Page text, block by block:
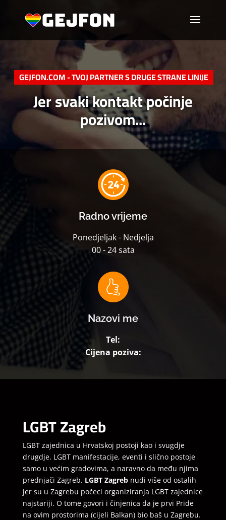
GEJFON.COM - TVOJ PARTNER S DRUGE STRANE LINIJE
Jer svaki kontakt počinje
pozivom...
Radno vrijeme
Ponedjeljak - Nedjelja
00 - 24 sata
Nazovi me
Tel:
Cijena poziva:
LGBT Zagreb
LGBT zajednica u Hrvatskoj postoji kao i svugdje
drugdje. LGBT manifestacije, eventi i slično postoje
samo u većim gradovima, a naravno da među njima
prednjači Zagreb. LGBT Zagrebnudi više od ostalih
jer su u Zagrebu počeci organiziranja LGBT zajednice
najstariji. O tome govori i činjenica da je prvi Pride
na ovim prostorima (cijeli Balkan) bio baš u Zagrebu.